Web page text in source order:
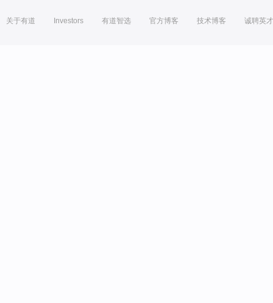
关于有道 Investors 有道智选 官方博客 技术博客 诚聘英才